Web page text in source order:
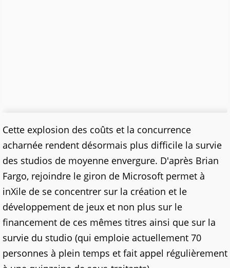
Cette explosion des coûts et la concurrence
acharnée rendent désormais plus difficile la survie
des studios de moyenne envergure. D'après Brian
Fargo, rejoindre le giron de Microsoft permet à
inXile de se concentrer sur la création et le
développement de jeux et non plus sur le
financement de ces mêmes titres ainsi que sur la
survie du studio (qui emploie actuellement 70
personnes à plein temps et fait appel régulièrement